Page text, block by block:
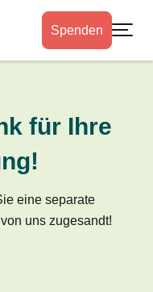
Spenden
für Ihre
eine separate
uns zugesandt!